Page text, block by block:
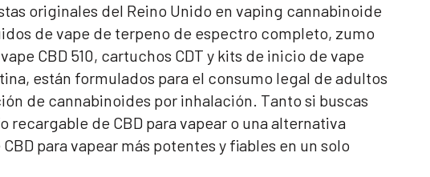
originales del Reino Unido en vaping cannabinoide
de vape de terpeno de espectro completo, zumo
CBD 510, cartuchos CDT y kits de inicio de vape
están formulados para el consumo legal de adultos
de cannabinoides por inhalación. Tanto si buscas
recargable de CBD para vapear o una alternativa
para vapear más potentes y fiables en un solo